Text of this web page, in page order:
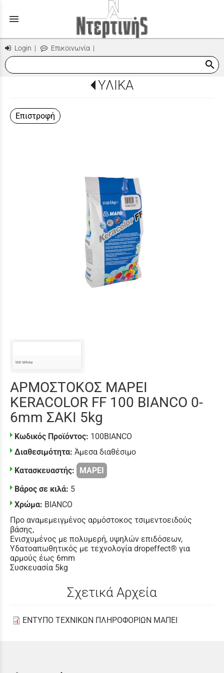
menu
Login | Επικοινωνία |
search
ΥΛΙΚΑ
Επιστροφή
ΑΡΜΟΣΤΟΚΟΣ MAPEI
KERACOLOR FF 100 BIANCO 0-
6mm ΣΑΚΙ 5kg
Κωδικός Προϊόντος: 100BIANCO
Διαθεσιμότητα: Άμεσα διαθέσιμο
Κατασκευαστής:
MAPEI
Βάρος σε κιλά: 5
Χρώμα: BIANCO
Προ αναμεμειγμένος αρμόστοκος τσιμεντοειδούς
βάσης,
Ενισχυμένος με πολυμερή, υψηλών επιδόσεων,
Υδατοαπωθητικός με τεχνολογία dropeffect® για
αρμούς έως 6mm
Συσκευασία 5kg
Σχετικά Αρχεία
ΕΝΤΥΠΟ ΤΕΧΝΙΚΩΝ ΠΛΗΡΟΦΟΡΙΩΝ ΜΑΠΕΙ